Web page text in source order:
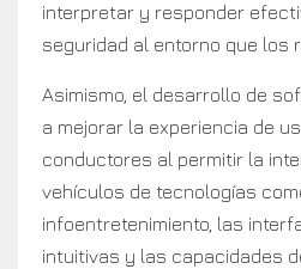
interpretar y responder
seguridad al entorno que los
Asimismo, el desarrollo de
a mejorar la experiencia de
conductores al permitir la
vehículos de tecnologías
infoentretenimiento, las
intuitivas y las capacidades